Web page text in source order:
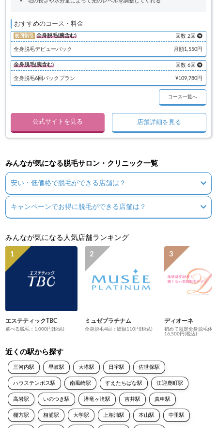
おすすめのコース・料金
初回割引 全身脱毛(腕含む) 回数 2回
全身脱毛デビューパック 月額1,550円
全身脱毛(腕含む) 回数 6回
全身脱毛6回パックプラン ¥109,780円
コース一覧へ
公式サイトを見る 店舗詳細を見る
みんなが気になる脱毛サロン・クリニック一覧
安い・低価格で脱毛ができる店舗は？
キャンペーンでお得に脱毛ができる店舗は？
みんなが気になる人気店舗ランキング
エステティックTBC
選べる脱毛：1,000円(税込)
ミュゼプラチナム
全身脱毛4回：総額110円(税込)
ディオーネ
初めて限定全身脱毛体
16,500円(税込)
近くの駅から探す
三河内駅 早岐駅 大塔駅 日宇駅 佐世保駅
ハウステンボス駅 南風崎駅 すえたちばな駅 江迎鹿町駅
高岩駅 いのつき駅 潜竜ヶ滝駅 吉井駅 真申駅
棚方駅 相浦駅 大学駅 上相浦駅 本山駅 中里駅